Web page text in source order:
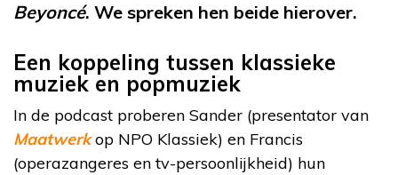
Beyoncé. We spreken hen beide hierover.
Een koppeling tussen klassieke
muziek en popmuziek
In de podcast proberen Sander (presentator van
Maatwerkop NPO Klassiek) en Francis
(operazangeres en tv-persoonlijkheid) hun